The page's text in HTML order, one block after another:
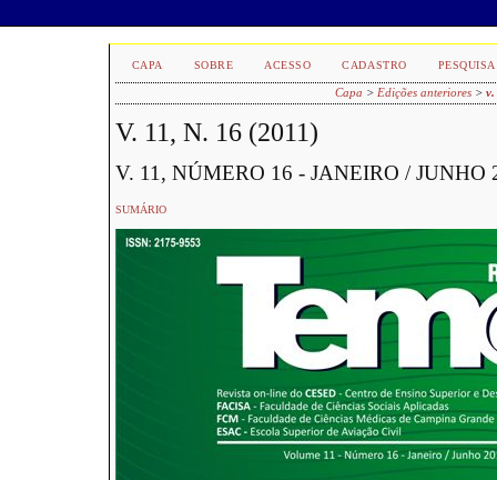
CAPA SOBRE ACESSO CADASTRO PESQUISA
Capa > Edições anteriores> v.
V. 11, N. 16 (2011)
V. 11, NÚMERO 16 - JANEIRO / JUNHO
SUMÁRIO